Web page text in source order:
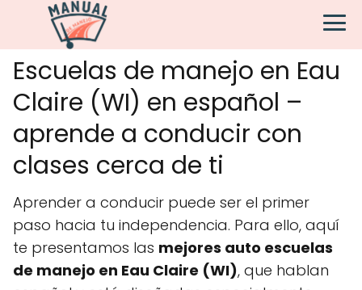
Escuelas de manejo en Eau
Claire (WI) en español –
aprende a conducir con
clases cerca de ti
Aprender a conducir puede ser el primer
paso hacia tu independencia. Para ello, aquí
te presentamos las mejores auto escuelas
de manejo en Eau Claire (WI), que hablan